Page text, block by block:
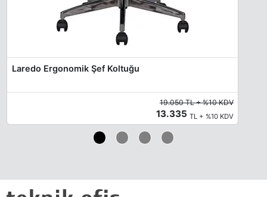
Limestone Quartz
Laredo Ergonomik Şef Koltuğu
19.050 TL + %10 KDV
13.335 TL + %10 KDV